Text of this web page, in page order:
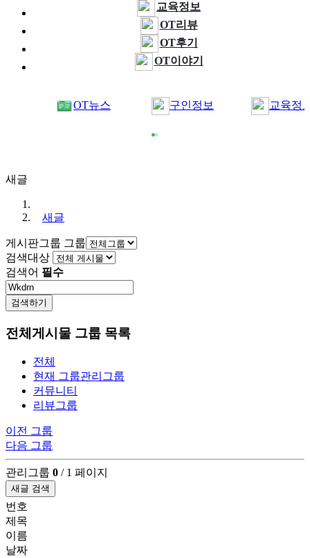
교육정보
OT리뷰
OT후기
OT이야기
OT뉴스 구인정보 교육정
새글
새글
게시판그룹 그룹
검색대상
검색어 필수
검색하기
전체게시물 그룹 목록
전체
현재 그룹관리그룹
커뮤니티
리뷰그룹
이전 그룹
다음 그룹
관리그룹 0 / 1 페이지
새글 검색
번호
제목
이름
날짜